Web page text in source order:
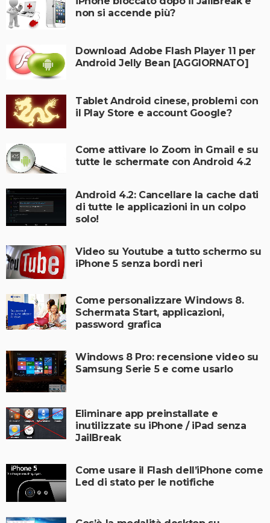
non si accende più?
Download Adobe Flash Player 11 per
Android Jelly Bean [AGGIORNATO]
Tablet Android cinese, problemi con
il Play Store e account Google?
Come attivare lo Zoom in Gmail e su
tutte le schermate con Android 4.2
Android 4.2: Cancellare la cache dati
di tutte le applicazioni in un colpo
solo!
Video su Youtube a tutto schermo su
iPhone 5 senza bordi neri
Come personalizzare Windows 8.
Schermata Start, applicazioni,
password grafica
Windows 8 Pro: recensione video su
Samsung Serie 5 e come usarlo
Eliminare app preinstallate e
inutilizzate su iPhone / iPad senza
JailBreak
Come usare il Flash dell’iPhone come
Led di stato per le notifiche